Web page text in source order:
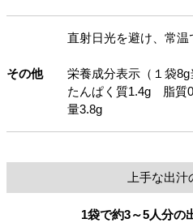
その他
直射日光を避け、常温
栄養成分表示（１袋
たんぱく質1.4g 脂
量3.8g
上手な出
1袋で約3～5人分の